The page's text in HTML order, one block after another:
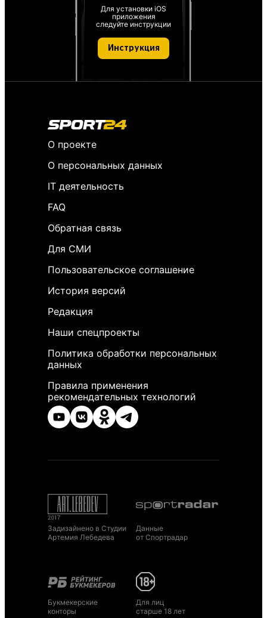
Для установки iOS
приложения
следуйте инструкции
Инструкция
О проекте
О персональных данных
IT деятельность
FAQ
Обратная связь
Для СМИ
Пользовательское соглашение
История версий
Редакция
Наши спецпроекты
Политика обработки персональных
данных
Правила применения
рекомендательных технологий
Задизайнено в Студии
Артемия Лебедева
Данные
от Спортрадар
Букмекерские
конторы
Для лиц
старше 18 лет